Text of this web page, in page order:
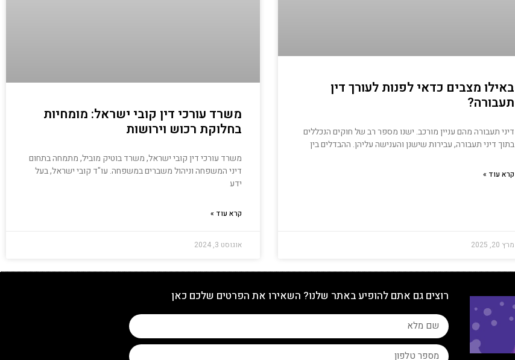
באילו מצבים כדאי לפנות לעורך דין
תעבורה?
דיני תעבורה מהם עניין מורכב. ישנו מספר רב של חוקים הנכללים
בתוך דיני תעבורה, עבירות שישנן והענישה עליהן. ההבדלים בין
קרא עוד »
מרץ 20, 2025
משרד עורכי דין קובי ישראל: מומחיות
בחלוקת רכוש וירושות
משרד עורכי דין קובי ישראל, משרד בוטיק מוביל, מתמחה בתחום
דיני המשפחה וניהול משברים במשפחה. עו"ד קובי ישראל, בעל
ידע
קרא עוד »
אוגוסט 3, 2024
רוצים גם אתם להופיע באתר שלנו? השאירו את הפרטים שלכם כאן